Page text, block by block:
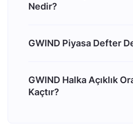
Nedir?
GWIND Piyasa Defter
GWIND Halka Açıklık
Kaçtır?